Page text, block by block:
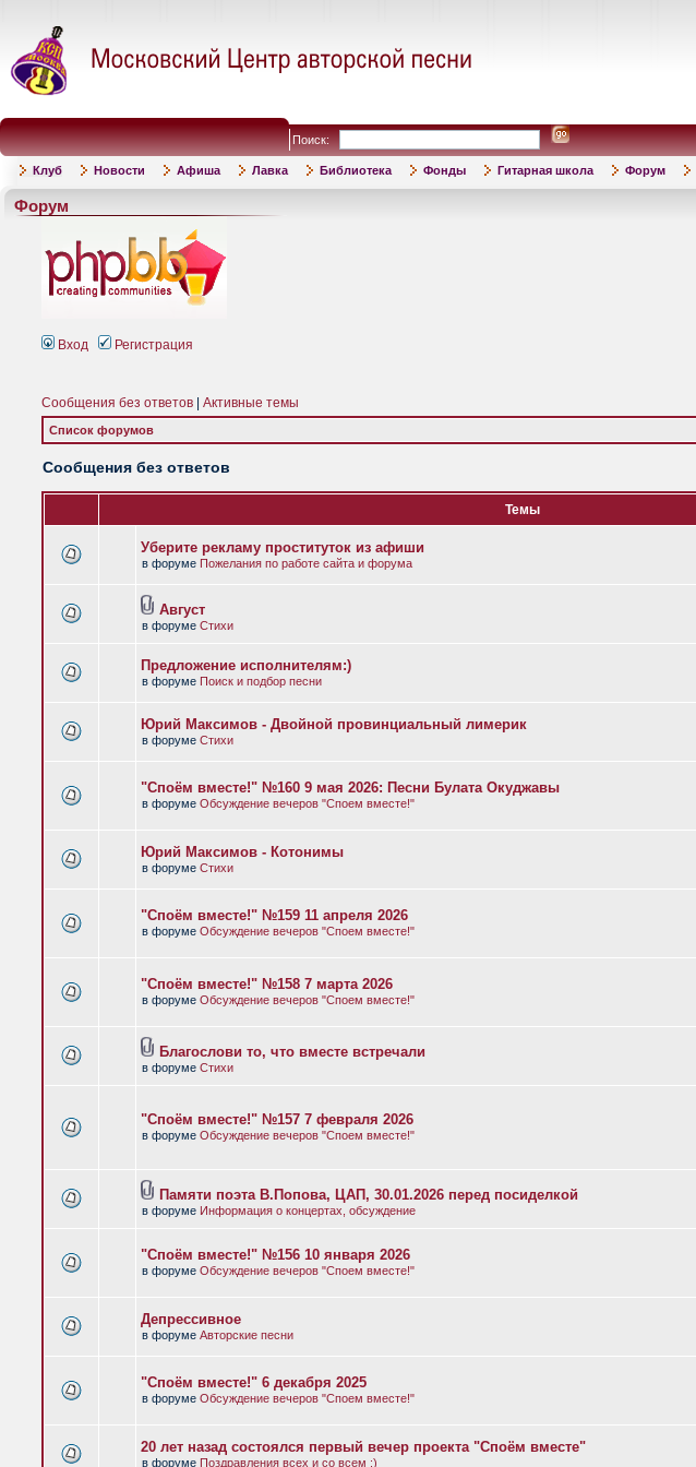
Поиск:
Клуб Новости Афиша Лавка Библиотека Фонды Гитарная школа Форум
Форум
Вход Регистрация
Сообщения без ответов Активные темы
Список форумов
Сообщения без ответов
Темы
Уберите рекламу проституток из афиши
в форуме Пожелания по работе сайта и форума
Август
в форуме Стихи
Предложение исполнителям:)
в форуме Поиск и подбор песни
Юрий Максимов - Двойной провинциальный лимерик
в форуме Стихи
"Споём вместе!" №160 9 мая 2026: Песни Булата Окуджавы
в форуме Обсуждение вечеров "Споем вместе!"
Юрий Максимов - Котонимы
в форуме Стихи
"Споём вместе!" №159 11 апреля 2026
в форуме Обсуждение вечеров "Споем вместе!"
"Споём вместе!" №158 7 марта 2026
в форуме Обсуждение вечеров "Споем вместе!"
Благослови то, что вместе встречали
в форуме Стихи
"Споём вместе!" №157 7 февраля 2026
в форуме Обсуждение вечеров "Споем вместе!"
Памяти поэта В.Попова, ЦАП, 30.01.2026 перед посиделкой
в форуме Информация о концертах, обсуждение
"Споём вместе!" №156 10 января 2026
в форуме Обсуждение вечеров "Споем вместе!"
Депрессивное
в форуме Авторские песни
"Споём вместе!" 6 декабря 2025
в форуме Обсуждение вечеров "Споем вместе!"
20 лет назад состоялся первый вечер проекта "Споём вместе"
в форуме Поздравления всех и со всем :)